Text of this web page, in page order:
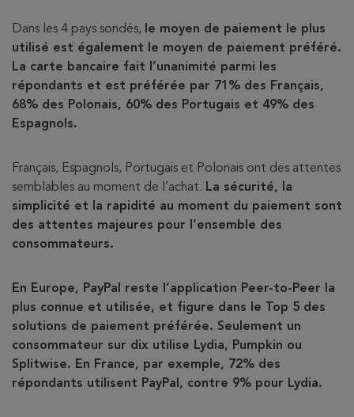
Dans les 4 pays sondés, le moyen de paiement le plus
utilisé est également le moyen de paiement préféré.
La carte bancaire fait l’unanimité parmi les
répondants et est préférée par 71% des Français,
68% des Polonais, 60% des Portugais et 49% des
Espagnols.
Français, Espagnols, Portugais et Polonais ont des attentes
semblables au moment de l’achat. La sécurité, la
simplicité et la rapidité au moment du paiement sont
des attentes majeures pour l’ensemble des
consommateurs.
En Europe, PayPal reste l’application Peer-to-Peer la
plus connue et utilisée, et figure dans le Top 5 des
solutions de paiement préférée. Seulement un
consommateur sur dix utilise Lydia, Pumpkin ou
Splitwise. En France, par exemple, 72% des
répondants utilisent PayPal, contre 9% pour Lydia.